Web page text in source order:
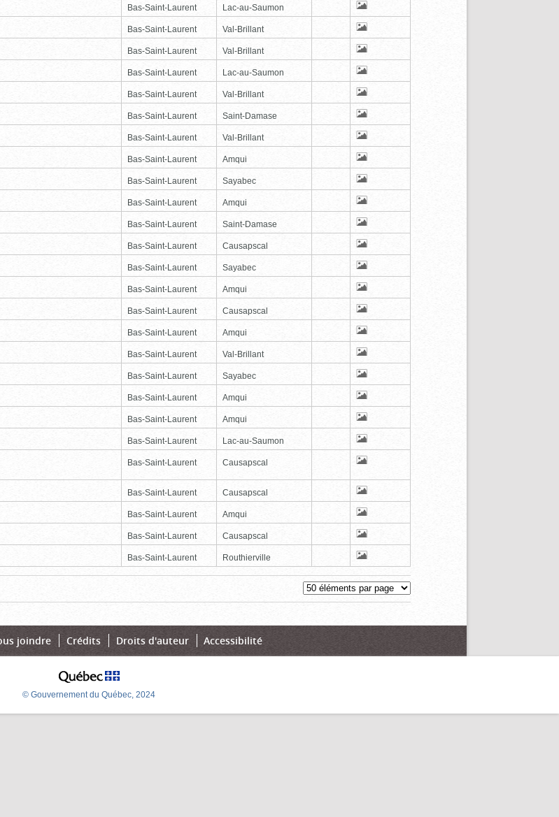
Bas-Saint-Laurent Lac-au-Saumon
Bas-Saint-Laurent Val-Brillant
Bas-Saint-Laurent Val-Brillant
Bas-Saint-Laurent Lac-au-Saumon
Bas-Saint-Laurent Val-Brillant
Bas-Saint-Laurent Saint-Damase
Bas-Saint-Laurent Val-Brillant
Bas-Saint-Laurent Amqui
Bas-Saint-Laurent Sayabec
Bas-Saint-Laurent Amqui
Bas-Saint-Laurent Saint-Damase
Bas-Saint-Laurent Causapscal
Bas-Saint-Laurent Sayabec
Bas-Saint-Laurent Amqui
Bas-Saint-Laurent Causapscal
Bas-Saint-Laurent Amqui
Bas-Saint-Laurent Val-Brillant
Bas-Saint-Laurent Sayabec
Bas-Saint-Laurent Amqui
Bas-Saint-Laurent Amqui
Bas-Saint-Laurent Lac-au-Saumon
Bas-Saint-Laurent Causapscal
Bas-Saint-Laurent Causapscal
Bas-Saint-Laurent Amqui
Bas-Saint-Laurent Causapscal
Bas-Saint-Laurent Routhierville
joindre Crédits Droits d'auteur Accessibilité
© Gouvernement du Québec, 2024